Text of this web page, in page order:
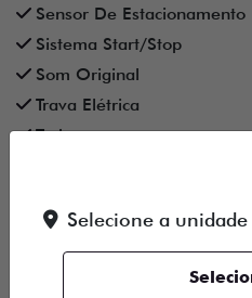
Sensor De Estacionamento
Sistema Start/Stop
Som Original
Trava Elétrica
Turbo
Volante Escamoteável
Único Dono
Selecione a